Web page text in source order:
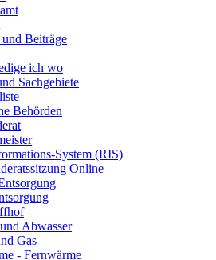
und Beiträge
ich wo
Sachgebiete
Behörden
System (RIS)
Online
Abwasser
Gas
- Fernwärme